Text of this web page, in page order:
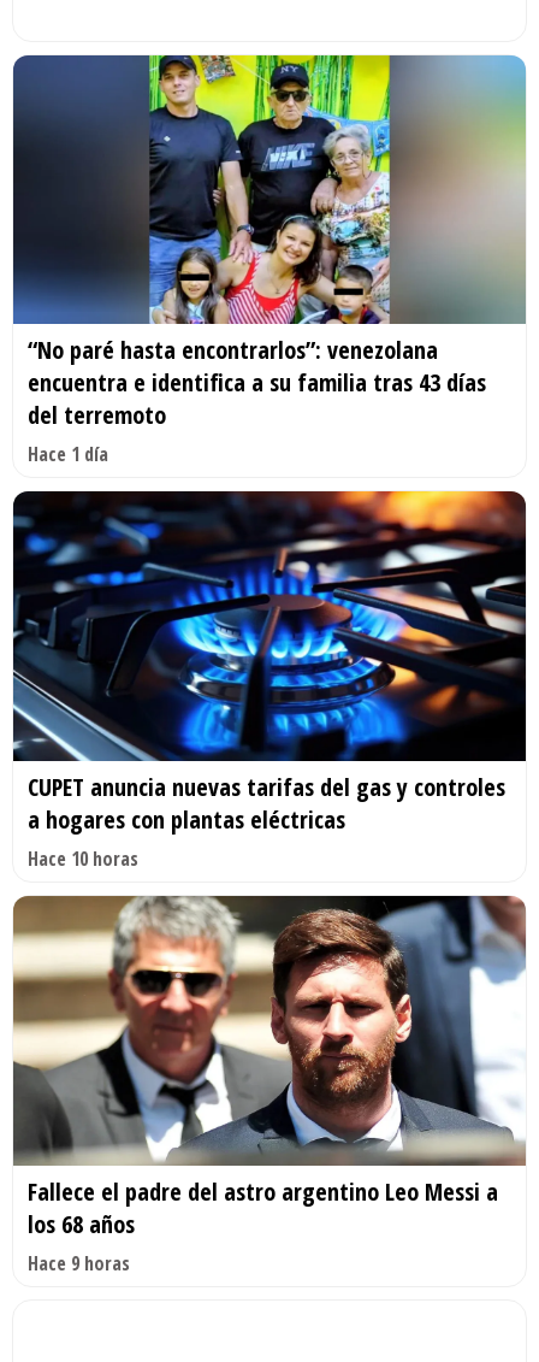
“No paré hasta encontrarlos”: venezolana
encuentra e identifica a su familia tras 43 días
del terremoto
Hace 1 día
CUPET anuncia nuevas tarifas del gas y controles
a hogares con plantas eléctricas
Hace 10 horas
Fallece el padre del astro argentino Leo Messi a
los 68 años
Hace 9 horas